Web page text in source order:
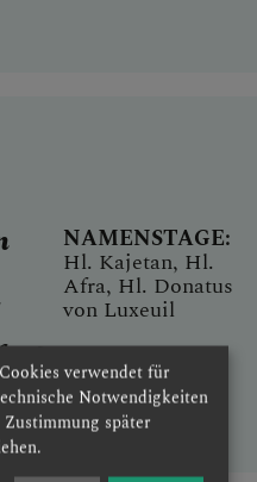
NAMENSTAGE:
Hl. Kajetan, Hl.
Afra, Hl. Donatus
von Luxeuil
verwendet für
Notwendigkeiten
später